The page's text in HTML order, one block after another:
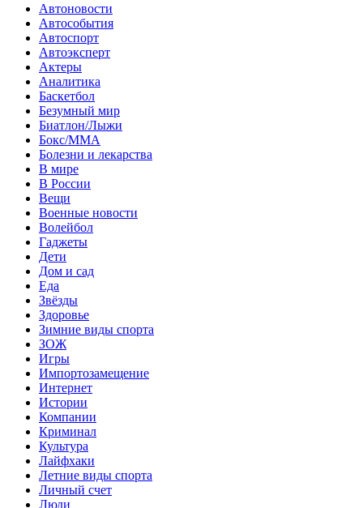
Автоновости
Автособытия
Автоспорт
Автоэксперт
Актеры
Аналитика
Баскетбол
Безумный мир
Биатлон/Лыжи
Бокс/MMA
Болезни и лекарства
В мире
В России
Вещи
Военные новости
Волейбол
Гаджеты
Дети
Дом и сад
Еда
Звёзды
Здоровье
Зимние виды спорта
ЗОЖ
Игры
Импортозамещение
Интернет
Истории
Компании
Криминал
Культура
Лайфхаки
Летние виды спорта
Личный счет
Люди